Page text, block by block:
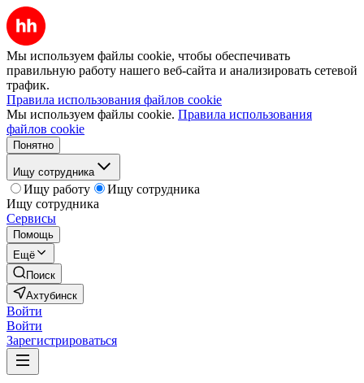
Мы используем файлы cookie, чтобы обеспечивать
правильную работу нашего веб-сайта и анализировать сетевой
трафик.
Правила использования файлов cookie
Мы используем файлы cookie. Правила использования
файлов cookie
Понятно
Ищу сотрудника
Ищу работу
Ищу сотрудника
Ищу сотрудника
Сервисы
Помощь
Ещё
Поиск
Ахтубинск
Войти
Войти
Зарегистрироваться